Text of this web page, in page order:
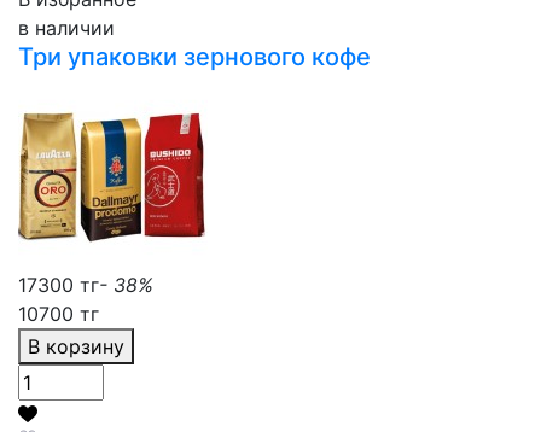
в наличии
Три упаковки зернового кофе
17300 тг- 38%
10700 тг
В корзину